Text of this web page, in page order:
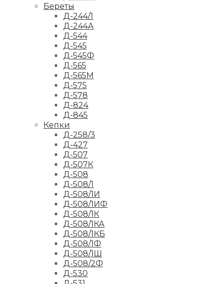
Береты
Д-244/1
Д-244А
Д-544
Д-545
Д-545Ф
Д-565
Д-565М
Д-575
Д-578
Д-824
Д-845
Кепки
Д-258/3
Д-427
Д-507
Д-507К
Д-508
Д-508/1
Д-508/1И
Д-508/1ИФ
Д-508/1К
Д-508/1КА
Д-508/1КБ
Д-508/1Ф
Д-508/1Ш
Д-508/2Ф
Д-530